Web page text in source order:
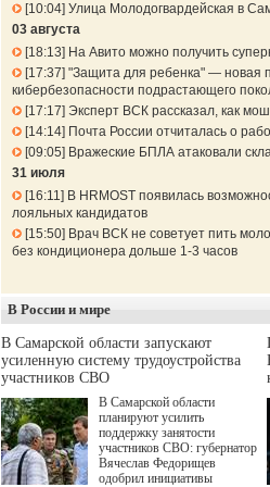
10:04 Улица Молодогвардейская в
03 августа
18:13
На Авито можно получить
17:37 "Защита для ребенка" — новая
кибербезопасности подрастающего
17:17 Эксперт ВСК рассказал, как
14:14 Почта России отчиталась о
09:05
Вражеские БПЛА атаковали
31 июля
16:11
В HRMOST появилась
лояльных кандидатов
15:50 Врач ВСК не советует пить
без кондиционера дольше 1-3 часов
В России и мире
В Самарской области запускают
усиленную систему трудоустройства
участников СВО
В Самарской области
планируют усилить
поддержку занятости
участников СВО: губернатор
Вячеслав Федорищев
одобрил инициативы